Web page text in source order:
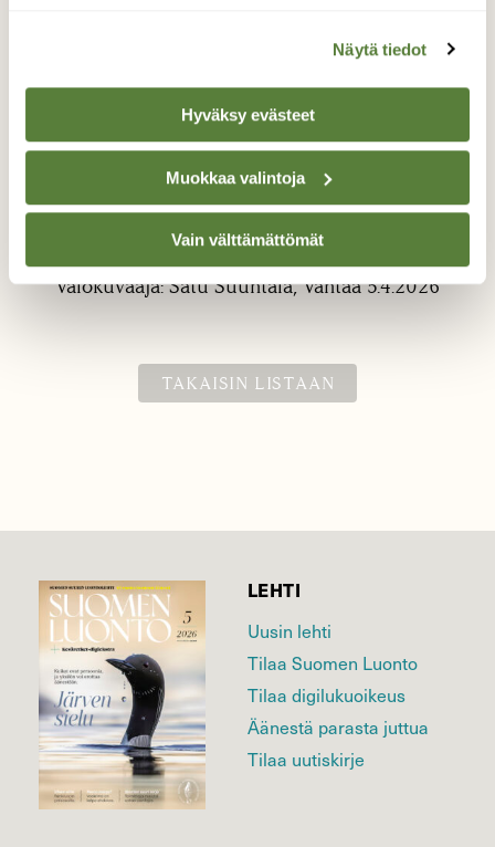
Näytä tiedot
Hyväksy evästeet
Muokkaa valintoja
Vain välttämättömät
Jo vihertää
Näsiän kevät etenee.
Valokuvaaja: Satu Suuntala, Vantaa 5.4.2026
TAKAISIN LISTAAN
LEHTI
Uusin lehti
Tilaa Suomen Luonto
Tilaa digilukuoikeus
Äänestä parasta juttua
Tilaa uutiskirje